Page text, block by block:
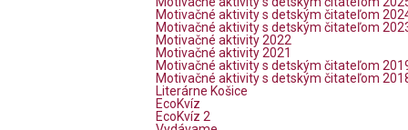
Motivačné aktivity s detským čitateľom
Motivačné aktivity s detským čitateľom
Motivačné aktivity 2022
Motivačné aktivity 2021
Motivačné aktivity s detským čitateľom
Motivačné aktivity s detským čitateľom
Literárne Košice
EcoKvíz
EcoKvíz 2